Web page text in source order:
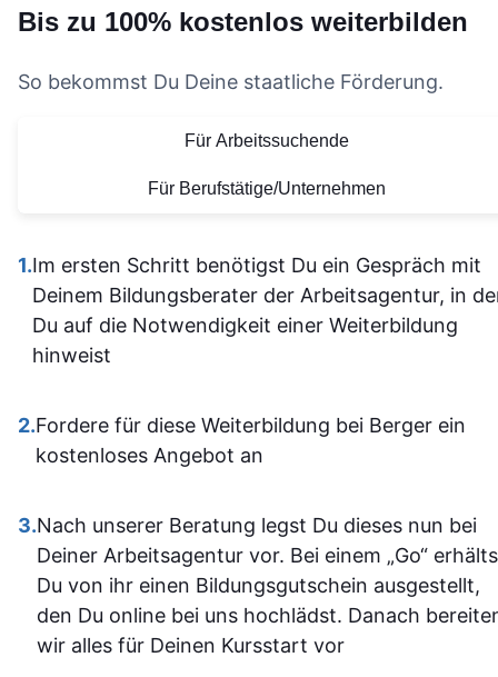
Lernen deutlich
die Organisation und die
Lernmaterialien sind auf
einem hohen Niveau.
zugänglich, sodass man
sich gut orientieren kann.
Insgesamt ist der
alle, die sich im Bereich
SPS weiterbilden oder
Sehr empfehlenswert! 👍
wärmstens
Vielen Dank für
Lernerfahrung
nicht
aufgebaut
man kam
dann gut
allem
einiges
und fühle
im
Bis zu 100% kostenlos weiterbilden
So bekommst Du Deine staatliche Förderung.
Für Arbeitssuchende
Für Berufstätige/Unternehmen
1.Im ersten Schritt benötigst Du ein Gespräch mit
Deinem Bildungsberater der Arbeitsagentur, in
Du auf die Notwendigkeit einer Weiterbildung
hinweist
2.Fordere für diese Weiterbildung bei Berger ein
kostenloses Angebot an
3.Nach unserer Beratung legst Du dieses nun bei
Deiner Arbeitsagentur vor. Bei einem „Go“
Du von ihr einen Bildungsgutschein ausgestellt,
den Du online bei uns hochlädst. Danach
wir alles für Deinen Kursstart vor